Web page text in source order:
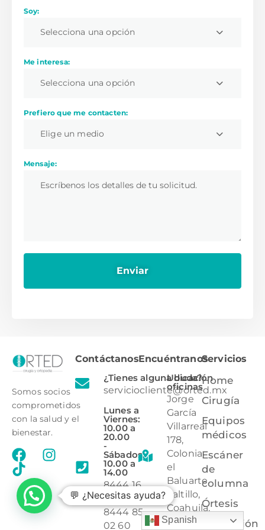
Soy:
Selecciona una opción
Me interesa:
Selecciona una opción
Prefiero que me contacten:
Elige un medio
Mensaje:
Somos socios
comprometidos
con la salud y el
bienestar.
Contáctanos
¿Tienes alguna duda?
serviciocliente@orted.mx
Lunes a
Viernes:
10.00 a
20.00
-
Sábados:
10.00 a
14.00
8444 16
25 36
8444 85
02 60
Encuéntranos
Ubicación
oficinas
Jorge
García
Villarreal
178,
Colonia
el
Baluarte,
Saltillo,
Coahuila,
C.P
Servicios
Home
Cirugía
Equipos
médicos
Escáner
de
columna
Órtesis
Protección
Spanish
💬 ¿Necesitas ayuda?